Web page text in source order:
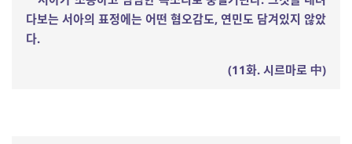
다보는 서아의 표정에는 어떤 혐오감도, 연민도 담겨있지 않았
다.
(11화. 시르마로 中)